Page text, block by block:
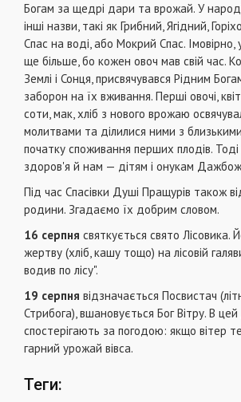
Богам за щедрі дари та врожай. У
інші назви, такі як Грибний, Ягідний,
Спас на воді, або Мокрий Спас. Імовірно,
ще більше, бо кожен овоч мав свій час.
Землі і Сонця, присвячувався Рідним
заборон на їх вживання. Перші овочі,
соти, мак, хліб з нового врожаю
молитвами та ділилися ними з
початку споживання перших плодів.
здоров'я й нам — дітям і онукам
Під час Спасівки Душі Пращурів також
родини. Згадаємо їх добрим словом.
16 серпня святкується свято Лісовика.
жертву (хліб, кашу тощо) на лісовій
водив по лісу".
19 серпня відзначається Посвистач
Стрибога), вшановується Бог Вітру. В
спостерігають за погодою: якщо вітер
гарний урожай вівса.
Теги: